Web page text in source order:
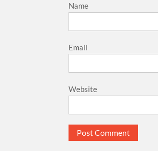
Name
Email
Website